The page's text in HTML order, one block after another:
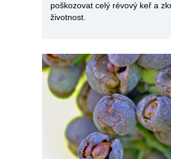
poškozovat celý révový keř a
životnost.